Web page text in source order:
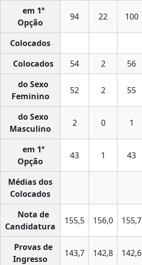
em 1ª
Opção
94 22 100
Colocados
Colocados
54 2 56
do Sexo
Feminino
52 2 55
do Sexo
Masculino
2 0 1
em 1ª
Opção
43 1 43
Médias dos
Colocados
Nota de
Candidatura
155,5 156,0 155,7
Provas de
Ingresso
143,7 142,8 142,6